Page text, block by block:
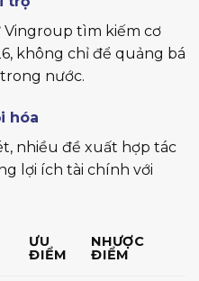
Vingroup tìm kiếm cơ
không chỉ để quảng bá
nước.
hóa
nhiều đề xuất hợp tác
lợi ích tài chính với
ƯU
ĐIỂM
NHƯỢC
ĐIỂM